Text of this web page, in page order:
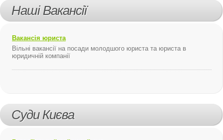
Наші Вакансії
Вакансія юриста
Вільні вакансії на посади молодшого юриста та юриста в
юридичній компанії
Суди Києва